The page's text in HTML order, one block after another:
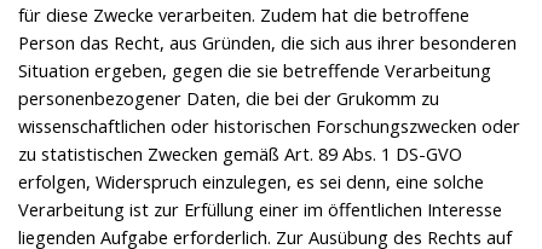
für diese Zwecke verarbeiten. Zudem hat die betroffene
Person das Recht, aus Gründen, die sich aus ihrer besonderen
Situation ergeben, gegen die sie betreffende Verarbeitung
personenbezogener Daten, die bei der Grukomm zu
wissenschaftlichen oder historischen Forschungszwecken oder
zu statistischen Zwecken gemäß Art. 89 Abs. 1 DS-GVO
erfolgen, Widerspruch einzulegen, es sei denn, eine solche
Verarbeitung ist zur Erfüllung einer im öffentlichen Interesse
liegenden Aufgabe erforderlich. Zur Ausübung des Rechts auf